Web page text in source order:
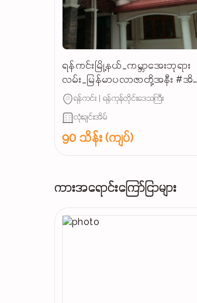
ရန်ကင်းမြို့နယ်_ကမ္ဘာအေးဘုရား
လမ်း_မြန်မာပလာဇာတို့အနီး #အိမ်
ကြီးကြီး_ခြံဝန်းကျယ်ကျယ်နှင့်
လုံးချင်းအိမ်_အငှား...
ရန်ကင်း | ရန်ကုန်တိုင်းဒေသကြီး
လုံးချင်းအိမ်
90 သိန်း (ကျပ်)
ကားအရောင်းကြော်ငြာများ